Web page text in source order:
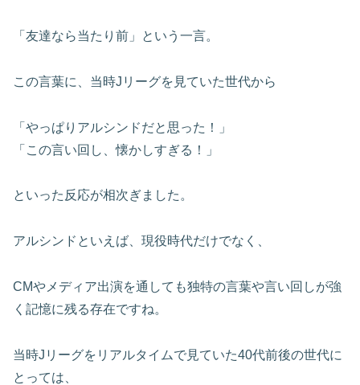
「友達なら当たり前」という一言。
この言葉に、当時Jリーグを見ていた世代から
「やっぱりアルシンドだと思った！」
「この言い回し、懐かしすぎる！」
といった反応が相次ぎました。
アルシンドといえば、現役時代だけでなく、
CMやメディア出演を通しても独特の言葉や言い回しが強
く記憶に残る存在ですね。
当時Jリーグをリアルタイムで見ていた40代前後の世代に
とっては、